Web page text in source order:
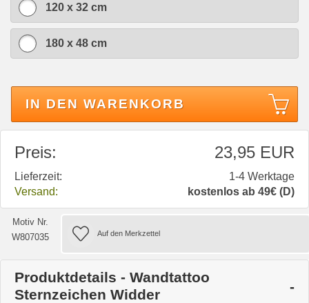
120 x 32 cm
180 x 48 cm
IN DEN WARENKORB
Preis: 23,95 EUR
Lieferzeit:
1-4 Werktage
Versand:
kostenlos ab 49€ (D)
Motiv Nr.
W807035
Produktdetails - Wandtattoo
Sternzeichen Widder